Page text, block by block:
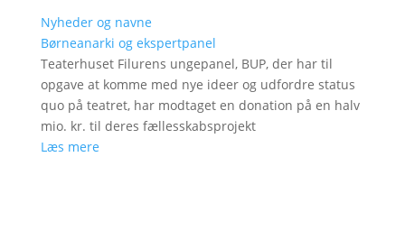
Nyheder og navne
Børneanarki og ekspertpanel
Teaterhuset Filurens ungepanel, BUP, der har til
opgave at komme med nye ideer og udfordre status
quo på teatret, har modtaget en donation på en halv
mio. kr. til deres fællesskabsprojekt
Læs mere